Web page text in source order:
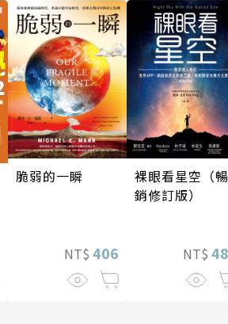
脆弱的一瞬
NT$ 406
裸眼看星空（暢
銷修訂版）
NT$